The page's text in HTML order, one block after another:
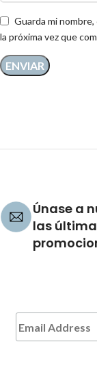
Guarda mi
la próxima vez que
Únase a
las